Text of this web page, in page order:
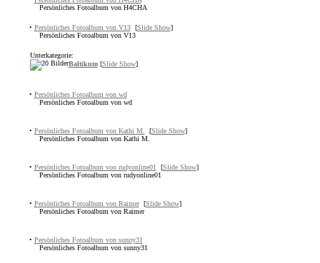
Persönliches Fotoalbum von H4CHA
• Persönliches Fotoalbum von V13 [Slide Show]
Persönliches Fotoalbum von V13
Unterkategorie:
Baltikum[Slide Show]
• Persönliches Fotoalbum von wd
Persönliches Fotoalbum von wd
• Persönliches Fotoalbum von Kathi M. [Slide Show]
Persönliches Fotoalbum von Kathi M.
• Persönliches Fotoalbum von rudyonline01 [Slide Show]
Persönliches Fotoalbum von rudyonline01
• Persönliches Fotoalbum von Raimer [Slide Show]
Persönliches Fotoalbum von Raimer
• Persönliches Fotoalbum von sunny31
Persönliches Fotoalbum von sunny31